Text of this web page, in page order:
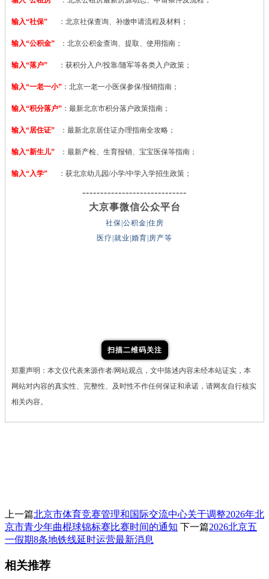
输入“社保” ：北京社保查询、补缴申请流程及材料；
输入“公积金” ：北京公积金查询、提取、使用指南；
输入“落户” ：获积分入户/投靠/随军等各类入户政策；
输入“一老一小” ：北京一老一小医保参保/报销指南；
输入“积分落户” ：最新北京市积分落户政策指南；
输入“居住证” ：最新北京居住证办理指南全攻略；
输入“新生儿” ：最新产检、生育报销、宝宝医保等指南；
输入“入学” ：获北京幼儿园/小学/中学入学招生政策；
-----------------------------
大京事微信公众平台
社保|公积金|住房
医疗|就业|婚育|房产等
扫描二维码关注
郑重声明：本文仅代表来源作者/网站观点，文中陈述内容未经本站证实，本
网站对内容的真实性、完整性、及时性不作任何保证和承诺，请网友自行核实
相关内容。
上一篇北京市体育竞赛管理和国际交流中心关于调整2026年北
京市青少年曲棍球锦标赛比赛时间的通知 下一篇2026北京五
一假期8条地铁线延时运营最新消息
相关推荐